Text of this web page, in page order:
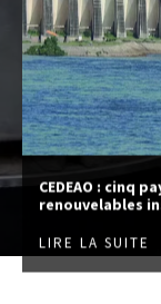
CEDEAO : cinq
renouvelables
LIRE LA SUITE